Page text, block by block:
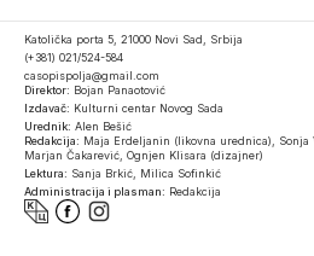
Katolička porta 5, 21000 Novi Sad, Srbija
(+381) 021/524-584
casopispolja@gmail.com
Direktor: Bojan Panaotović
Izdavač: Kulturni centar Novog Sada
Urednik: Alen Bešić
Redakcija: Maja Erdeljanin (likovna urednica), Sonja
Marjan Čakarević, Ognjen Klisara (dizajner)
Lektura: Sanja Brkić, Milica Sofinkić
Administracija i plasman: Redakcija